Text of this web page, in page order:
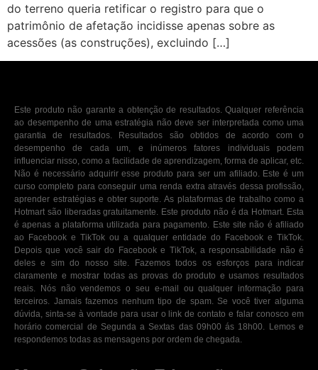
do terreno queria retificar o registro para que o
patrimônio de afetação incidisse apenas sobre as
acessões (as construções), excluindo […]
Este produto não garante a obtenção de resultados. Qualquer referência
ao desempenho de uma estratégia não deve ser interpretada como uma
garantia de resultados. Resultados são obtidos de acordo com o
desempenho de cada um, e inúmeros fatores individuais podem
influenciar nisso, como a facilidade de aprendizagem, forma de aplicar, etc.
Não é necessário adquirir esse produto para ser um afiliado. Este é um
curso completo para conseguir uma renda extra através dessa profissão,
aprender estratégias e obter suporte. As plataformas de trabalho como a
Hotmart são liberadas gratuitamente. Este produto não é da Hotmart. Esta
é apenas a plataforma utilizada para pagamento. Este site não é afiliado
ao Facebook e TikTok ou a qualquer entidade do Facebook e TikTok.
Depois que você sair do Facebook e TikTok, a responsabilidade não é
deles e sim do nosso site. Fazemos todos os esforços para indicar
claramente e mostrar todas as provas do produto e usamos resultados
reais. Nós não vendemos o seu e-mail ou qualquer informação para
terceiros. Jamais fazemos nenhum tipo de spam. Se você tiver alguma
dúvida, sinta-se à vontade para usar o link de contato e falar conosco em
horário comercial de Segunda a Sextas das 09h00 ás 18h00. Lemos e
respondemos todas as mensagens por ordem de chegada.